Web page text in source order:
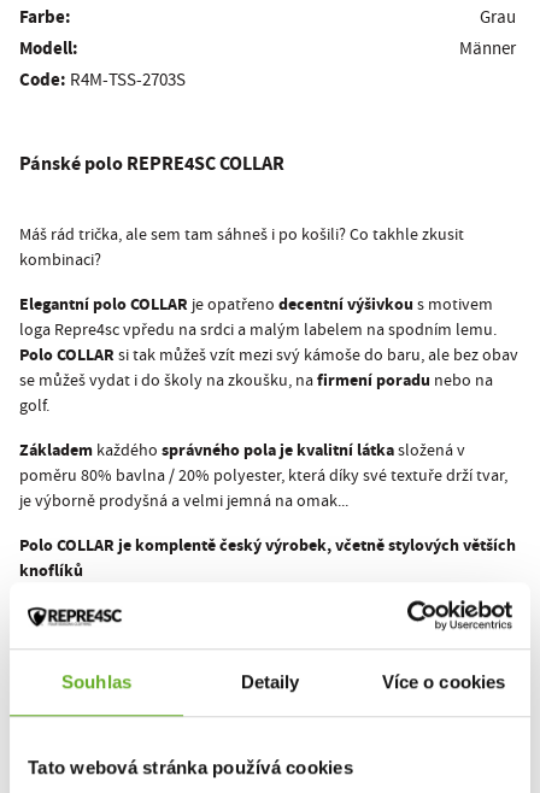
Souhlas Detaily Více o cookies
Tato webová stránka používá cookies
Farbe: Grau
Modell: Männer
Code: R4M-TSS-2703S
Pánské poloREPRE4SC COLLAR
Máš rád trička, ale sem tam sáhneš i po košili? Co takhle zkusit
kombinaci?
Elegantní polo COLLAR je opatřeno decentní výšivkou s motivem
loga Repre4sc vpředu na srdci a malým labelem na spodním lemu.
Polo COLLAR si tak můžeš vzít mezi svý kámoše do baru, ale bez obav
se můžeš vydat i do školy na zkoušku, nafirmení poradu nebo na
golf.
Základem každého správného pola je kvalitní látkasložená v
poměru 80% bavlna / 20% polyester, která díky své textuře drží tvar,
je výborně prodyšná a velmi jemná na omak...
Polo COLLAR je komplentě český výrobek, včetně stylových větších
knoflíků
Zvol pohodlí a styl, zvol polo COLLAR a soustřeď se naplno už jen na
Šustík.